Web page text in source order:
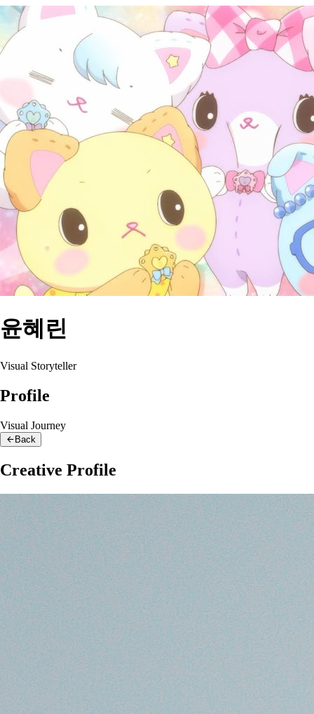
윤혜린
Visual Storyteller
Profile
Visual Journey
Back
Creative Profile